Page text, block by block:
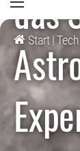
Start|
das